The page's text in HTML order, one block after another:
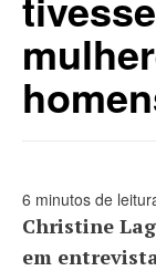
6 minutos de
Christine
em